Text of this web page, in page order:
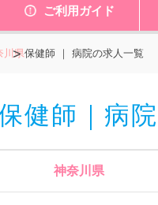
ご利用ガイド
川県保健師 ｜ 病院の求人一覧
健師｜病院
神奈川県